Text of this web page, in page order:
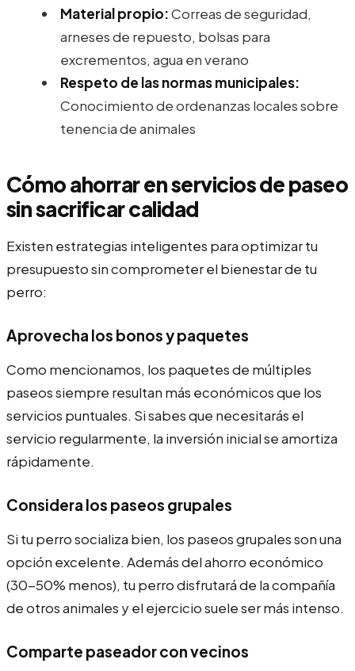
Material propio:Correas de seguridad,
arneses de repuesto, bolsas para
excrementos, agua en verano
Respeto de las normas municipales:
Conocimiento de ordenanzas locales sobre
tenencia de animales
Cómo ahorrar en servicios de paseo
sin sacrificar calidad
Existen estrategias inteligentes para optimizar tu
presupuesto sin comprometer el bienestar de tu
perro:
Aprovecha los bonos y paquetes
Como mencionamos, los paquetes de múltiples
paseos siempre resultan más económicos que los
servicios puntuales. Si sabes que necesitarás el
servicio regularmente, la inversión inicial se amortiza
rápidamente.
Considera los paseos grupales
Si tu perro socializa bien, los paseos grupales son una
opción excelente. Además del ahorro económico
(30-50% menos), tu perro disfrutará de la compañía
de otros animales y el ejercicio suele ser más intenso.
Comparte paseador con vecinos